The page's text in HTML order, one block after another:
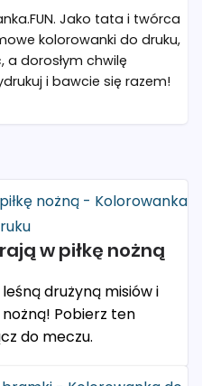
Jako tata i twórca
kolorowanki do druku,
dorosłym chwilę
i bawcie się razem!
w piłkę nożną
drużyną misiów i
Pobierz ten
do meczu.